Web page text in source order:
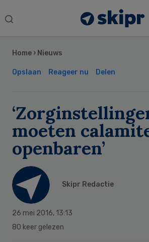
Search
Home › Nieuws
Opslaan Reageer nu Delen
moeten
openbaren’
Skipr Redactie
26 mei 2016, 13:13
80 keer gelezen
Sidebar